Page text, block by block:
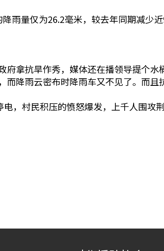
雨量仅为26.2毫米，较去年同期减少
府拿抗旱作秀，媒体还在播领导提个
降雨云密布时降雨车又不见了。而且
，村民积压的愤怒爆发，上千人围攻